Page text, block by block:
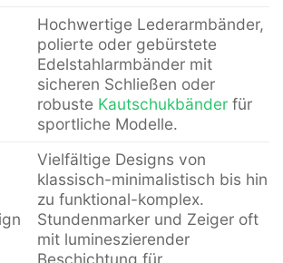
Hochwertige Lederarmbänder,
polierte oder gebürstete
Edelstahlarmbänder mit
sicheren Schließen oder
robuste Kautschukbänderfür
sportliche Modelle.
Vielfältige Designs von
klassisch-minimalistisch bis hin
zu funktional-komplex.
Stundenmarker und Zeiger oft
mit lumineszierender